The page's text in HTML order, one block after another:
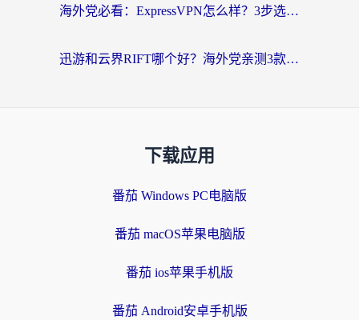
海外党必看：ExpressVPN怎么样？3步选对回国加速器，无缝刷国内剧玩手游
迅游和云界RIFT哪个好？海外党亲测3款回国加速器，教你无缝刷国内剧玩游戏
下载应用
番茄 Windows PC电脑版
番茄 macOS苹果电脑版
番茄 ios苹果手机版
番茄 Android安卓手机版